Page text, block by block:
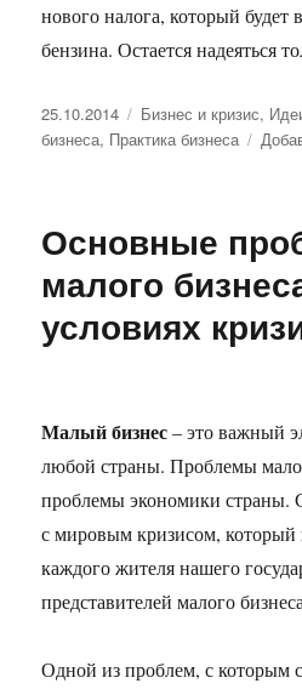
нового налога, который будет
бензина. Остается надеяться
Опубликовано
25.10.2014 Рубрики
Бизнес и кризис,
бизнеса, Практика бизнеса
Основные
малого
условиях
Малый бизнес– это важный
любой страны. Проблемы
проблемы экономики страны.
с мировым кризисом, который
каждого жителя нашего
представителей малого
Одной из проблем, с которым